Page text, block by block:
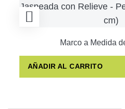
Marco a Medida
AÑADIR AL CARRITO